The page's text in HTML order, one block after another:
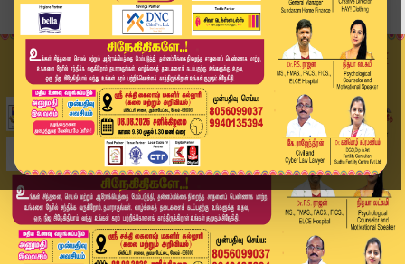
JUST NOW :சென்னை போரூரில் மரக் கடையில் பயங்கர த...